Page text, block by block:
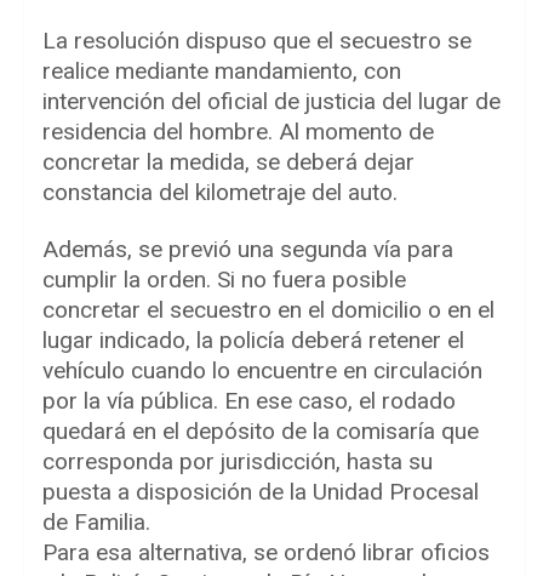
La resolución dispuso que el secuestro se
realice mediante mandamiento, con
intervención del oficial de justicia del lugar de
residencia del hombre. Al momento de
concretar la medida, se deberá dejar
constancia del kilometraje del auto.
Además, se previó una segunda vía para
cumplir la orden. Si no fuera posible
concretar el secuestro en el domicilio o en el
lugar indicado, la policía deberá retener el
vehículo cuando lo encuentre en circulación
por la vía pública. En ese caso, el rodado
quedará en el depósito de la comisaría que
corresponda por jurisdicción, hasta su
puesta a disposición de la Unidad Procesal
de Familia.
Para esa alternativa, se ordenó librar oficios